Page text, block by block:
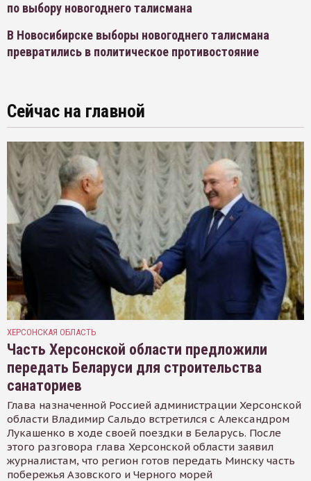
по выбору новогоднего талисмана
В Новосибирске выборы новогоднего талисмана
превратились в политическое противостояние
Сейчас на главной
ХЕРСОНСКАЯ ОБЛАСТЬ
Часть Херсонской области предложили
передать Беларуси для строительства
санаториев
Глава назначенной Россией администрации Херсонской
области Владимир Сальдо встретился с Александром
Лукашенко в ходе своей поездки в Беларусь. После
этого разговора глава Херсонской области заявил
журналистам, что регион готов передать Минску часть
побережья Азовского и Черного морей